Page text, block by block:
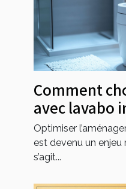
Comment
avec lavabo
petits
Optimiser
est devenu un enjeu
s’agit...